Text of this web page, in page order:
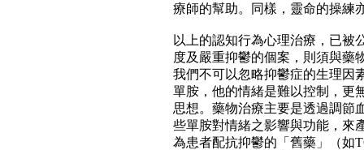
療師的幫助。同樣，靈命的操練
以上的認知行為心理治療，已被
度及嚴重抑鬱的個案，則須與藥
我們不可以忽略抑鬱症的生理因
單胺，他的情緒是難以控制，更
思想。藥物治療主要是透過調節
些單胺對情緒之影響與功能，來
為患者配抗抑鬱的「舊藥」（如